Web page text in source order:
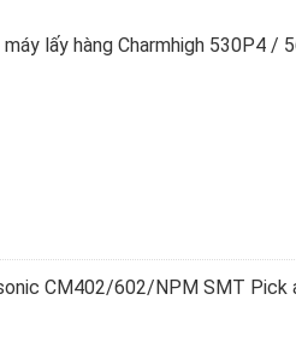
lấy hàng Charmhigh 530P4 /
CM402/602/NPM SMT Pick